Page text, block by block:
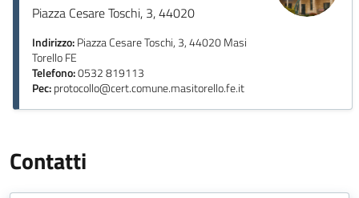
Piazza Cesare Toschi, 3, 44020
Indirizzo:Piazza Cesare Toschi, 3, 44020 Masi
Torello FE
Telefono:0532 819113
Pec:protocollo@cert.comune.masitorello.fe.it
Contatti